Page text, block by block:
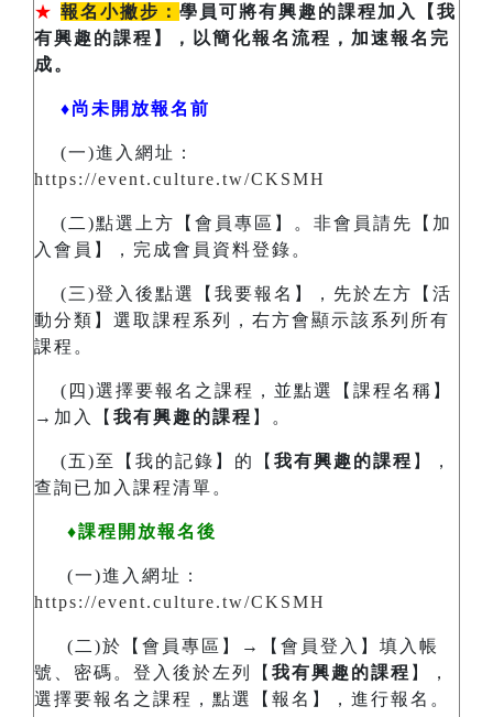
★ 報名小撇步： 學員可將有興趣的課程加入【我
有興趣的課程】，以簡化報名流程，加速報名完
成。
♦尚未開放報名前
(一)進入網址：
https://event.culture.tw/CKSMH
(二)點選上方【會員專區】。非會員請先【加
入會員】，完成會員資料登錄。
(三)登入後點選【我要報名】，先於左方【活
動分類】選取課程系列，右方會顯示該系列所有
課程。
(四)選擇要報名之課程，並點選【課程名稱】
→加入【 我有興趣的課程 】。
(五)至【我的記錄】的【 我有興趣的課程 】，
查詢已加入課程清單。
♦課程開放報名後
(一)進入網址：
https://event.culture.tw/CKSMH
(二)於【會員專區】→【會員登入】填入帳
號、密碼。登入後於左列【 我有興趣的課程 】，
選擇要報名之課程，點選【報名】，進行報名。